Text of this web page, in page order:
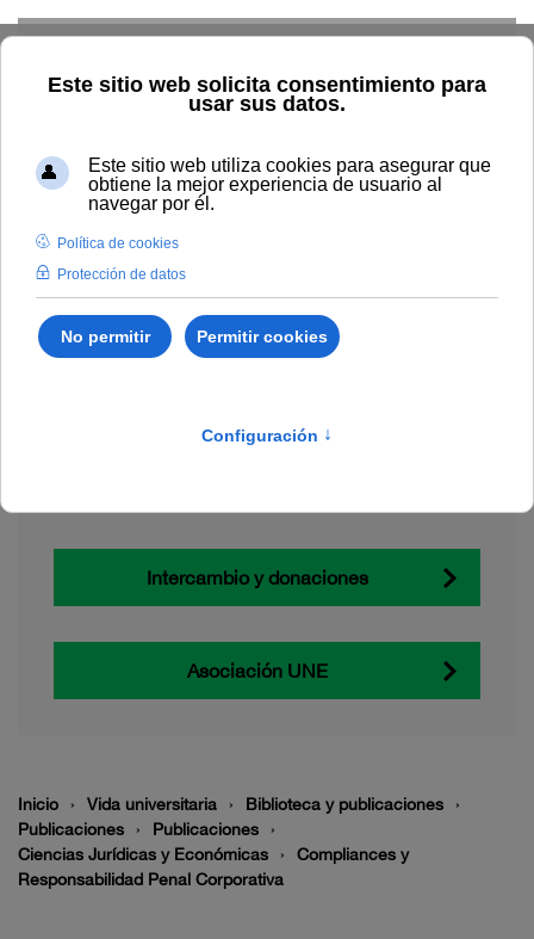
Explorar el catálogo
Dónde comprar
Intercambio y donaciones
Asociación UNE
Inicio Vida universitaria
Biblioteca y publicaciones
Publicaciones
Publicaciones
Ciencias Jurídicas y Económicas
Compliances y
Responsabilidad Penal Corporativa